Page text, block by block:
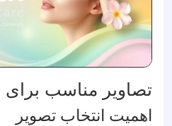
تصاویر مناسب برای
اهمیت انتخاب تصویر